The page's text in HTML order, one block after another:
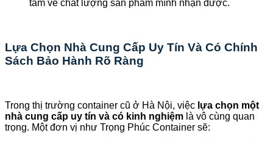
tâm về chất lượng sản phẩm mình nhận được.
Lựa Chọn Nhà Cung Cấp Uy Tín Và Có Chính
Sách Bảo Hành Rõ Ràng
Trong thị trường container cũ ở Hà Nội, việc lựa chọn một
nhà cung cấp uy tín và có kinh nghiệm là vô cùng quan
trọng. Một đơn vị như Trọng Phúc Container sẽ: